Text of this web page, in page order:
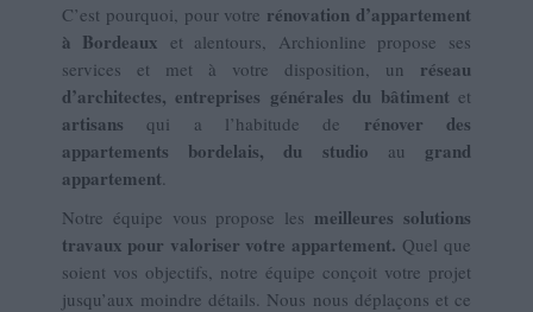
C’est pourquoi, pour votre rénovation d’appartement
à Bordeaux et alentours, Archionline propose ses
services et met à votre disposition, un réseau
d’architectes, entreprises générales du bâtiment et
artisans qui a l’habitude de rénover des
appartements bordelais, du studio
au grand
appartement.
Notre équipe vous propose les meilleures solutions
travaux pour valoriser votre appartement. Quel que
soient vos objectifs, notre équipe conçoit votre projet
jusqu’aux moindre détails. Nous nous déplaçons et ce